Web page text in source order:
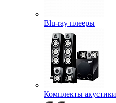
Blu-ray плееры
Комплекты акустики